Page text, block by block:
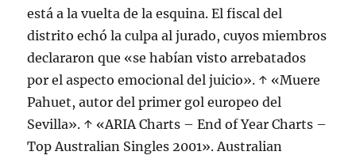
está a la vuelta de la esquina. El fiscal del
distrito echó la culpa al jurado, cuyos miembros
declararon que «se habían visto arrebatados
por el aspecto emocional del juicio». ↑ «Muere
Pahuet, autor del primer gol europeo del
Sevilla». ↑ «ARIA Charts – End of Year Charts –
Top Australian Singles 2001». Australian